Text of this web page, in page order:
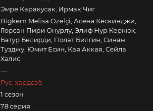
Эмре Каракусак, Ирмак Чиг
Bigkem Melisa Özelçi, Асена Кескинджи,
Гюрсан Пири Онурлу, Элиф Нур Керкюк,
Батур Белирди, Полат Билгин, Синан
Тузджу, Юмит Есин, Кая Аккая, Сейла
Халис
—
Рус. хардсаб
1 сезон
78 серия